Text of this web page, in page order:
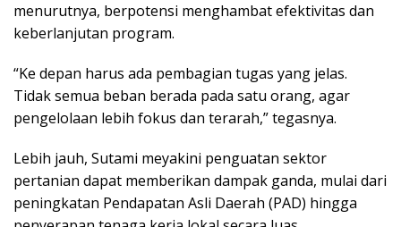
menurutnya, berpotensi menghambat efektivitas dan
keberlanjutan program.
“Ke depan harus ada pembagian tugas yang jelas.
Tidak semua beban berada pada satu orang, agar
pengelolaan lebih fokus dan terarah,” tegasnya.
Lebih jauh, Sutami meyakini penguatan sektor
pertanian dapat memberikan dampak ganda, mulai dari
peningkatan Pendapatan Asli Daerah (PAD) hingga